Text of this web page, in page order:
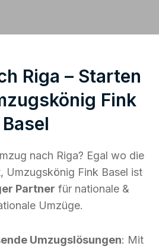
Riga – Starten
Fink
Basel
nach Riga? Egal wo die
Umzugskönig Fink Basel ist
Partner für nationale &
Umzüge.
Umzugslösungen: Mit